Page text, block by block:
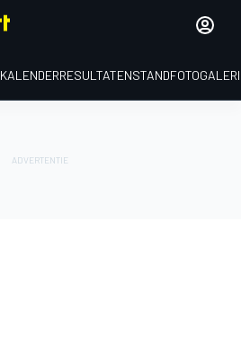
KALENDERRESULTATENSTAND